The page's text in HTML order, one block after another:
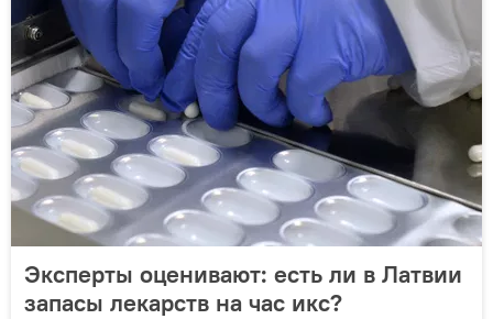
Эксперты оценивают: есть ли в Латвии
запасы лекарств на час икс?